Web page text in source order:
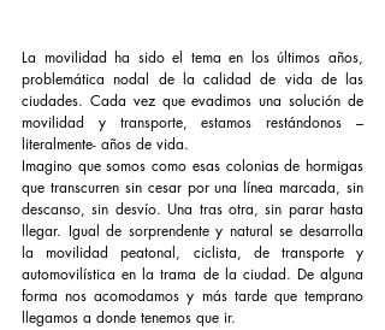
La movilidad ha sido el tema en los últimos años,
problemática nodal de la calidad de vida de las
ciudades. Cada vez que evadimos una solución de
movilidad y transporte, estamos restándonos –
literalmente- años de vida.
Imagino que somos como esas colonias de hormigas
que transcurren sin cesar por una línea marcada, sin
descanso, sin desvío. Una tras otra, sin parar hasta
llegar. Igual de sorprendente y natural se desarrolla
la movilidad peatonal, ciclista, de transporte y
automovilística en la trama de la ciudad. De alguna
forma nos acomodamos y más tarde que temprano
llegamos a donde tenemos que ir.